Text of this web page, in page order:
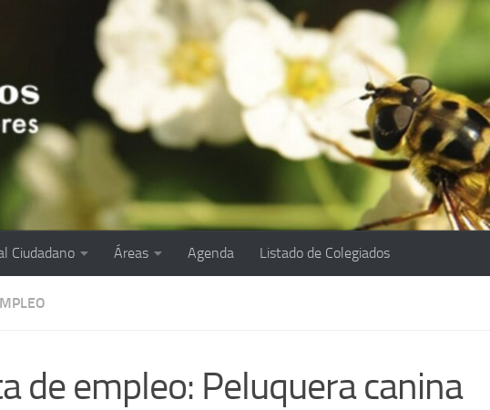
Ciudadano Áreas Agenda Listado de Colegiados
de empleo: Peluquera canina